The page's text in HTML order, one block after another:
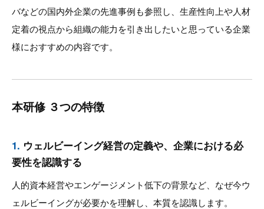
バなどの国内外企業の先進事例も参照し、生産性向上や人材
定着の視点から組織の能力を引き出したいと思っている企業
様におすすめの内容です。
本研修 ３つの特徴
1. ウェルビーイング経営の定義や、企業における必
要性を認識する
人的資本経営やエンゲージメント低下の背景など、なぜ今ウ
ェルビーイングが必要かを理解し、本質を認識します。